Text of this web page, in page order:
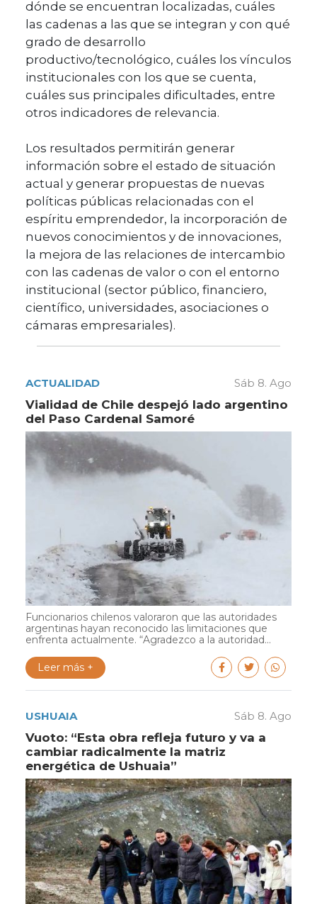
dónde se encuentran localizadas, cuáles
las cadenas a las que se integran y con qué
grado de desarrollo
productivo/tecnológico, cuáles los vínculos
institucionales con los que se cuenta,
cuáles sus principales dificultades, entre
otros indicadores de relevancia.
Los resultados permitirán generar
información sobre el estado de situación
actual y generar propuestas de nuevas
políticas públicas relacionadas con el
espíritu emprendedor, la incorporación de
nuevos conocimientos y de innovaciones,
la mejora de las relaciones de intercambio
con las cadenas de valor o con el entorno
institucional (sector público, financiero,
científico, universidades, asociaciones o
cámaras empresariales).
ACTUALIDAD Sáb 8. Ago
Vialidad de Chile despejó lado argentino
del Paso Cardenal Samoré
Funcionarios chilenos valoraron que las autoridades
argentinas hayan reconocido las limitaciones que
enfrenta actualmente. “Agradezco a la autoridad...
Leer más +
USHUAIA Sáb 8. Ago
Vuoto: “Esta obra refleja futuro y va a
cambiar radicalmente la matriz
energética de Ushuaia”